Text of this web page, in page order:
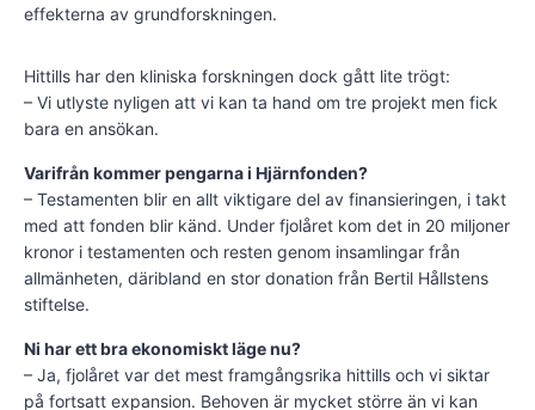
effekterna av grundforskningen.
Hittills har den kliniska forskningen dock gått lite trögt:
– Vi utlyste nyligen att vi kan ta hand om tre projekt men fick
bara en ansökan.
Varifrån kommer pengarna i Hjärnfonden?
– Testamenten blir en allt viktigare del av finansieringen, i takt
med att fonden blir känd. Under fjolåret kom det in 20 miljoner
kronor i testamenten och resten genom insamlingar från
allmänheten, däribland en stor donation från Bertil Hållstens
stiftelse.
Ni har ett bra ekonomiskt läge nu?
– Ja, fjolåret var det mest framgångsrika hittills och vi siktar
på fortsatt expansion. Behoven är mycket större än vi kan